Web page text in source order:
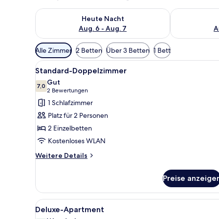
Heute Nacht
Aug. 6 - Aug. 7
Überprüfe die Verfügbarkeit für heute Nacht, Aug. 6
Überprüfe
Verfügbare
Filter
für
Zimmer
Alle Zimmer 2 Betten Über 3 Betten 1 Bett
Alle
Fotos
für
Standard-
Doppelzimmer
anzeigen
Ein Hotelzimmer mit Bett,
6
Standard-Doppelzimmer
7,07,0 von 10
Gut
2 Bewertungen
(2
Bewertungen)
1 Schlafzimmer
Platz für 2 Personen
2 Einzelbetten
Kostenloses WLAN
Weitere Details
Weitere
Doppelzimmer
Preise
Alle
Fotos
Deluxe-Apartment |
8
Deluxe-Apartment